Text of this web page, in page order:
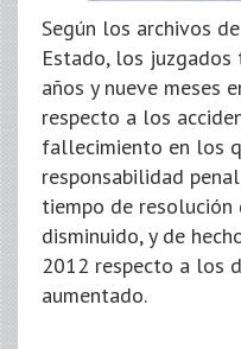
Según los archivos
Estado, los juzgados
años y nueve meses
respecto a los
fallecimiento en los
responsabilidad
tiempo de resolución
disminuido, y de
2012 respecto a los
aumentado.